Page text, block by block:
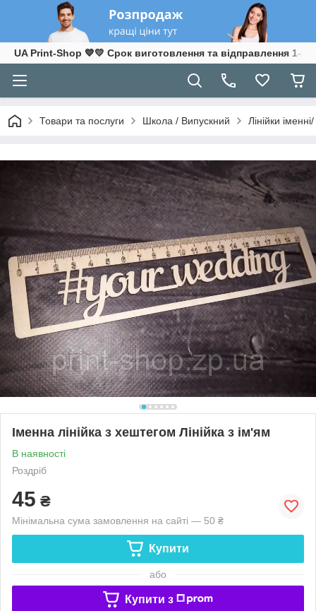
UA Print-Shop ​💙💛 Срок виготовлення та відправлення 1-3
Товари та послуги Школа / Випускний Лінійки
Іменна лінійка з хештегом Лінійка з ім'ям
В наявності
Роздріб
45 ₴
Мінімальна сума замовлення на сайті — 50 ₴
Купити
або
Купити з